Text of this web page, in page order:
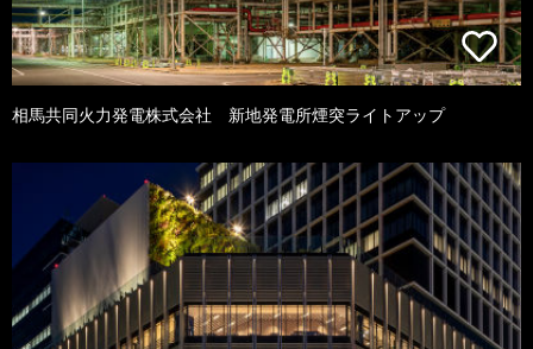
相馬共同火力発電株式会社 新地発電所煙突ライトアップ